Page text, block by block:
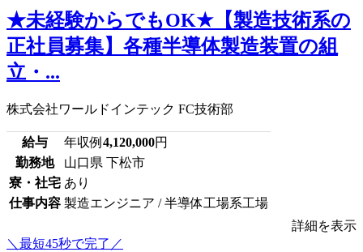
★未経験からでもOK★【製造技術系の
正社員募集】各種半導体製造装置の組
立・...
株式会社ワールドインテック FC技術部
給与 年収例 4,120,000円
勤務地
山口県 下松市
寮・社宅 あり
仕事内容 製造エンジニア / 半導体工場系工場
詳細を表示
＼最短45秒で完了／